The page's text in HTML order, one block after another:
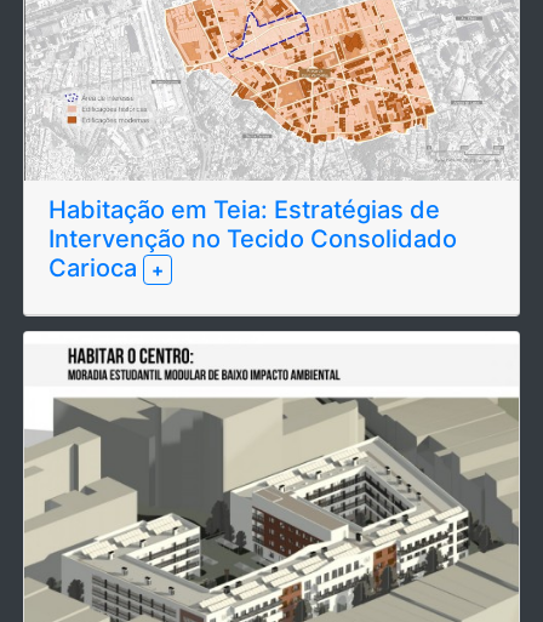
Habitação em Teia: Estratégias de
Intervenção no Tecido Consolidado
Carioca
+